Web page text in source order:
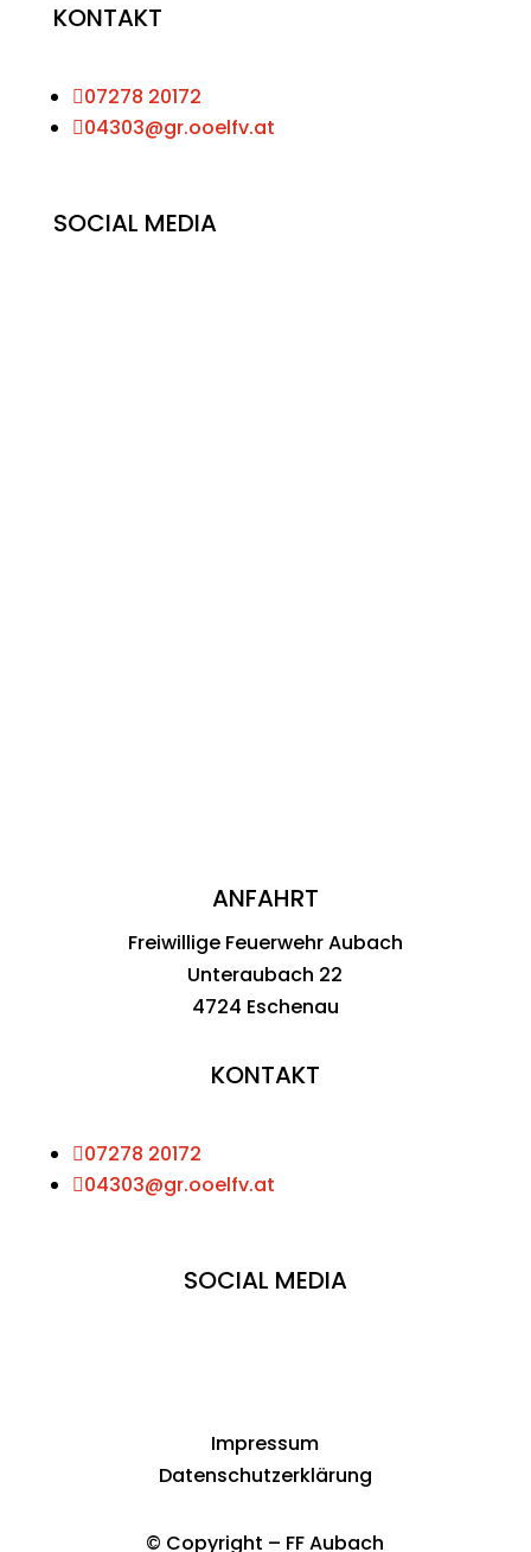
KONTAKT
07278 20172
04303@gr.ooelfv.at
SOCIAL MEDIA
ANFAHRT
Freiwillige Feuerwehr Aubach
Unteraubach 22
4724 Eschenau
KONTAKT
07278 20172
04303@gr.ooelfv.at
SOCIAL MEDIA
Impressum
Datenschutzerklärung
© Copyright – FF Aubach